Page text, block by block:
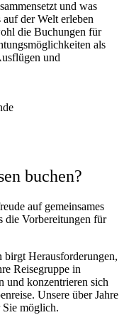
und was
der Welt erleben
die Buchungen für
als
und
buchen?
auf gemeinsames
die Vorbereitungen für
birgt Herausforderungen,
Reisegruppe in
und konzentrieren sich
Unsere über Jahre
Sie möglich.